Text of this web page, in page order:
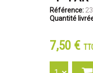
Référence:
Quantité
7,50 €